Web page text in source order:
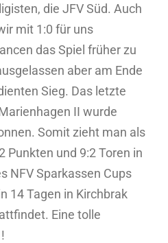
die JFV Süd. Auch
mit 1:0 für uns
das Spiel früher zu
aber am Ende
Sieg. Das letzte
II wurde
Somit zieht man als
Punkten und 9:2 Toren in
NFV Sparkassen Cups
14 Tagen in Kirchbrak
Eine tolle